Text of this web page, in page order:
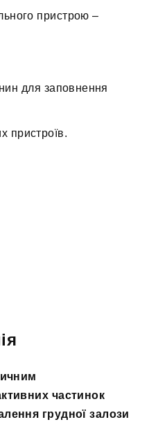
пристрою –
для заповнення
пристроїв.
частинок
грудної залози